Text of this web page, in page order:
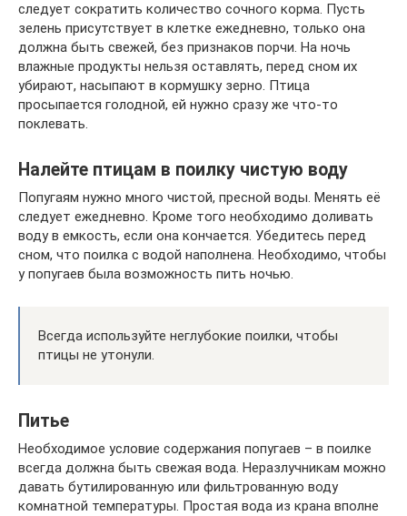
следует сократить количество сочного корма. Пусть
зелень присутствует в клетке ежедневно, только она
должна быть свежей, без признаков порчи. На ночь
влажные продукты нельзя оставлять, перед сном их
убирают, насыпают в кормушку зерно. Птица
просыпается голодной, ей нужно сразу же что-то
поклевать.
Налейте птицам в поилку чистую воду
Попугаям нужно много чистой, пресной воды. Менять её
следует ежедневно. Кроме того необходимо доливать
воду в емкость, если она кончается. Убедитесь перед
сном, что поилка с водой наполнена. Необходимо, чтобы
у попугаев была возможность пить ночью.
Всегда используйте неглубокие поилки, чтобы
птицы не утонули.
Питье
Необходимое условие содержания попугаев – в поилке
всегда должна быть свежая вода. Неразлучникам можно
давать бутилированную или фильтрованную воду
комнатной температуры. Простая вода из крана вполне